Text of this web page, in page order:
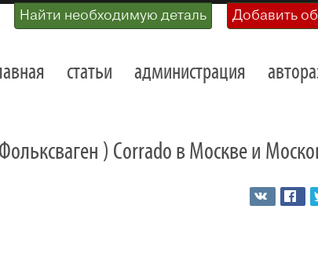
Найти необходимую деталь Добавить
статьи администрация
) Corrado в Москве и